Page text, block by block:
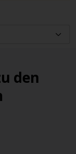
den